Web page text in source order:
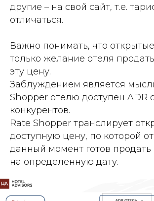
другие – на свой сайт, т.е.
отличаться.
Важно понимать, что
только желание отеля
эту цену.
Заблуждением является
Shopper отелю доступен ADR
конкурентов.
Rate Shopper транслирует
доступную цену, по которой
данный момент готов
на определенную дату.